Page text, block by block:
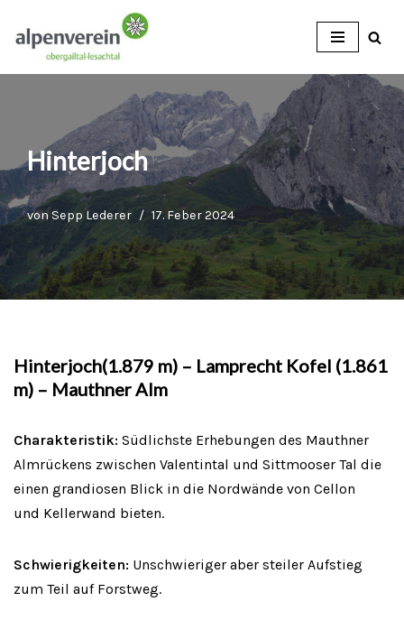
Zum
Inhalt
Hinterjoch
vonSepp Lederer 17. Feber 2024
Hinterjoch(1.879 m) – Lamprecht Kofel (1.861
m) – Mauthner Alm
Charakteristik: Südlichste Erhebungen des Mauthner
Almrückens zwischen Valentintal und Sittmooser Tal die
einen grandiosen Blick in die Nordwände von Cellon
und Kellerwand bieten.
Schwierigkeiten: Unschwieriger aber steiler Aufstieg
zum Teil auf Forstweg.